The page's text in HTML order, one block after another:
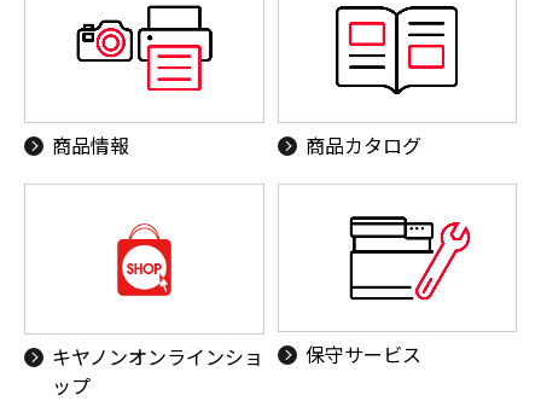
商品情報 商品カタログ
キヤノンオンラインショ
ップ
保守サービス